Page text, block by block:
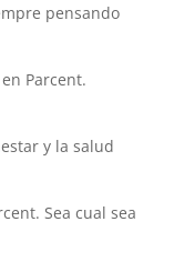
pensando
Parcent.
y la salud
Sea cual sea